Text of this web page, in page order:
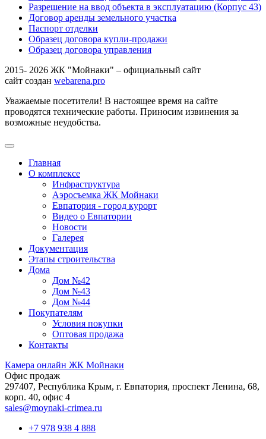
Разрешение на ввод объекта в эксплуатацию (Корпус 43)
Договор аренды земельного участка
Паспорт отделки
Образец договора купли-продажи
Образец договора управления
2015- 2026 ЖК "Мойнаки" – официальный сайт
сайт создан webarena.pro
Уважаемые посетители! В настоящее время на сайте
проводятся технические работы. Приносим извинения за
возможные неудобства.
Главная
О комплексе
Инфраструктура
Аэросъемка ЖК Мойнаки
Евпатория - город курорт
Видео о Евпатории
Новости
Галерея
Документация
Этапы строительства
Дома
Дом №42
Дом №43
Дом №44
Покупателям
Условия покупки
Оптовая продажа
Контакты
Камера онлайн ЖК Мойнаки
Офис продаж
297407, Республика Крым, г. Евпатория, проспект Ленина, 68,
корп. 40, офис 4
sales@moynaki-crimea.ru
+7 978 938 4 888